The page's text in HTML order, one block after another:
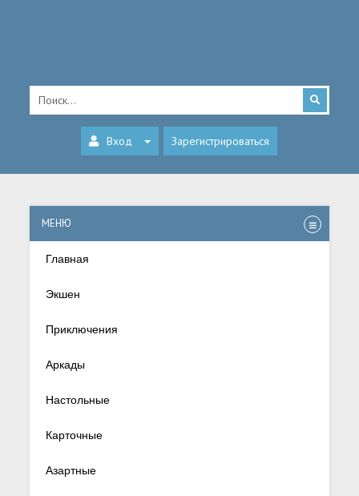
Вход Зарегистрироваться
МЕНЮ
Главная
Экшен
Приключения
Аркады
Настольные
Карточные
Азартные